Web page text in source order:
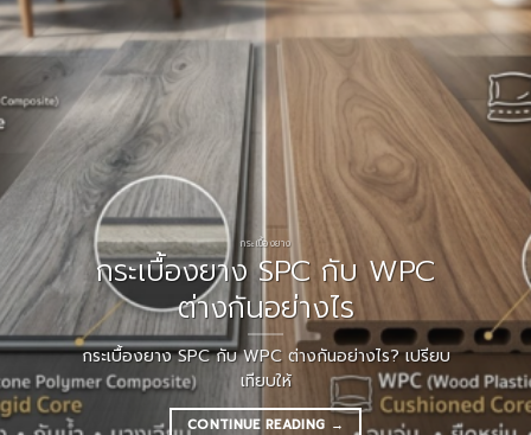
กระเบื้องยาง
กระเบื้องยาง SPC กับ WPC
ต่างกันอย่างไร
กระเบื้องยาง SPC กับ WPC ต่างกันอย่างไร? เปรียบ
เทียบให้
CONTINUE READING →